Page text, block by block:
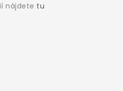
nájdete tu